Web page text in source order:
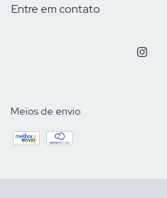
Entre em contato
Meios de envio